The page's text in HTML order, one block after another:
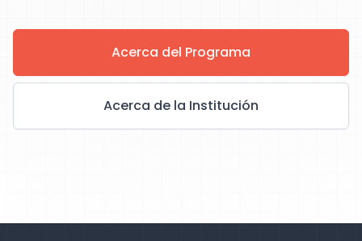
Acerca del Programa
Acerca de la Institución